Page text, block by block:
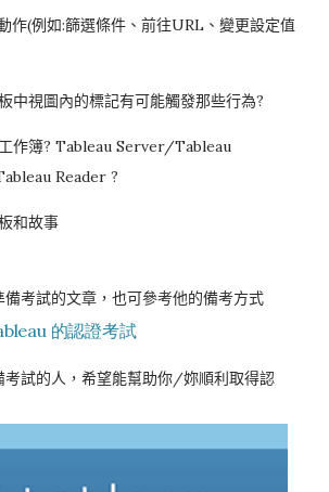
作(例如:篩選條件、前往URL 、變更設定值
中視圖內的標記有可能觸發那些行為?
作簿? Tableau Server/Tableau
Reader ?
和故事
考試的文章，也可參考他的備考方式
的認證考試
考試的人，希望能幫助你/妳順利取得認